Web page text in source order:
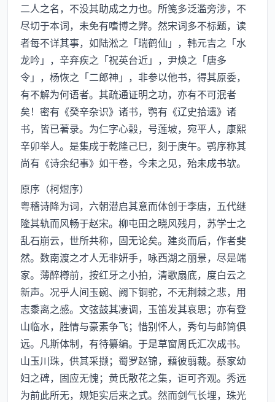
二人之名，不没其助成之力也。所笺多泛滥旁涉，不
尽切于本词，未免有嗜博之弊。然宋词多不标题，读
者每不详其事，如陆淞之「瑞鹤仙」，韩元吉之「水
龙吟」，辛弃疾之「祝英台近」，尹焕之「唐多
令」，杨恢之「二郎神」，非参以他书，得其原委，
有不解为何语者。其疏通证明之功，亦有不可泯者
矣！密有《癸辛杂识》诸书，鹗有《辽史拾遗》诸
书，皆已著录。为仁字心榖，号莲坡，宛平人，康熙
辛卯举人。是集成于乾隆己巳，刻于庚午。鹗序称其
尚有《诗余纪事》如干卷，今未之见，殆未成书欤。
原序（柯煜序）
粤稽诗降为词，六朝潜启其意而体创于李唐，五代继
隆其轨而风畅于赵宋。柳屯田之晓风残月，苏学士之
乱石崩云，世所共称，固无论矣。建炎而后，作者斐
然。数南渡之才人无非妍手，咏西湖之丽景，尽是端
家。薄醉樽前，按红牙之小拍，清歌扇底，度白云之
新声。况乎人间玉碗、阙下铜驼，不无荆棘之悲，用
志黍离之感。文弦鼓其凄调，玉笛发其哀思；亦有登
山临水，胜情与豪素争飞；惜别怀人，秀句与邮筒俱
远。凡斯体制，有待纂编。于是草窗周氏汇次成书。
山玉川珠，供其采撷；蜀罗赵锦，藉彼翦裁。蔡家幼
妇之碑，固应无愧；黄氏散花之集，讵可齐观。秀远
为前此所无，规矩实后来之式。然而剑气长埋，珠光